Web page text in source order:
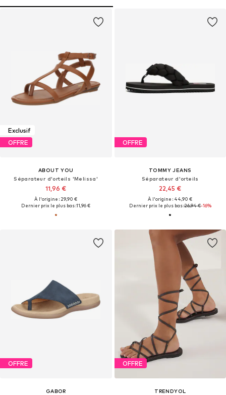
Exclusif
OFFRE
ABOUT YOU
Séparateur d'orteils 'Melissa'
11,96 €
À l'origine : 29,90 €
Dernier prix le plus bas :11,96 €
OFFRE
TOMMY JEANS
Séparateur d'orteils
22,45 €
À l'origine : 44,90 €
Dernier prix le plus bas :26,94 €-16%
OFFRE
GABOR
OFFRE
TRENDYOL